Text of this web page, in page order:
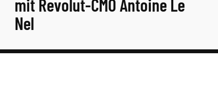
mit Revolut-CMO Antoine Le
Nel